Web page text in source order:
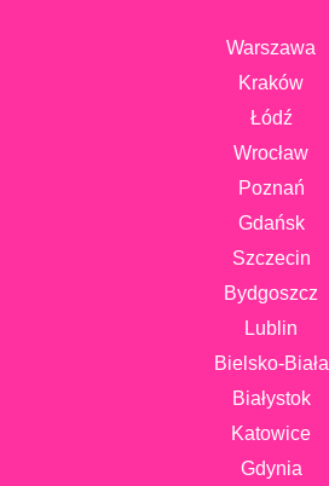
Warszawa
Kraków
Łódź
Wrocław
Poznań
Gdańsk
Szczecin
Bydgoszcz
Lublin
Bielsko-Biała
Białystok
Katowice
Gdynia